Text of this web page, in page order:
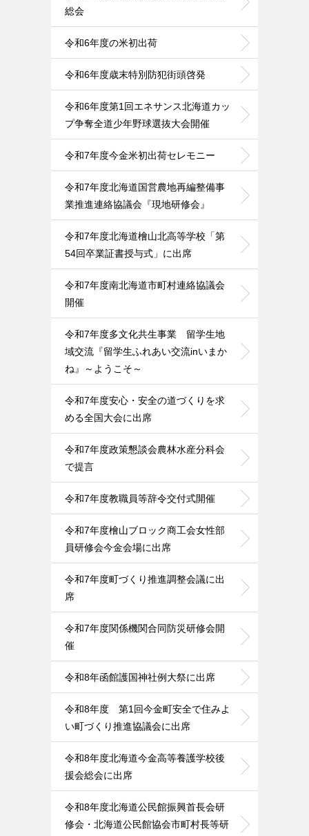
総会
令和6年度の米初出荷
令和6年度歳末特別防犯街頭啓発
令和6年度第1回エネサンス北海道カッ
プ争奪全道少年野球選抜大会開催
令和7年度今金米初出荷セレモニー
令和7年度北海道国営農地再編整備事
業推進連絡協議会『現地研修会』
令和7年度北海道檜山北高等学校「第
54回卒業証書授与式」に出席
令和7年度南北海道市町村連絡協議会
開催
令和7年度多文化共生事業 留学生地
域交流『留学生ふれあい交流inいまか
ね』～ようこそ～
令和7年度安心・安全の道づくりを求
める全国大会に出席
令和7年度政策懇談会農林水産分科会
で提言
令和7年度教職員等辞令交付式開催
令和7年度檜山ブロック商工会女性部
員研修会今金会場に出席
令和7年度町づくり推進調整会議に出
席
令和7年度関係機関合同防災研修会開
催
令和8年函館護国神社例大祭に出席
令和8年度 第1回今金町安全で住みよ
い町づくり推進協議会に出席
令和8年度北海道今金高等養護学校後
援会総会に出席
令和8年度北海道公民館振興首長会研
修会・北海道公民館協会市町村長等研